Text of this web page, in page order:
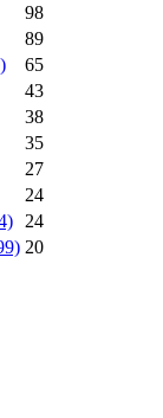
98
89
65
43
38
35
27
24
24
20